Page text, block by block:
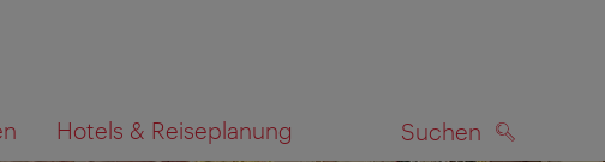
Hotels & Reiseplanung Suchen